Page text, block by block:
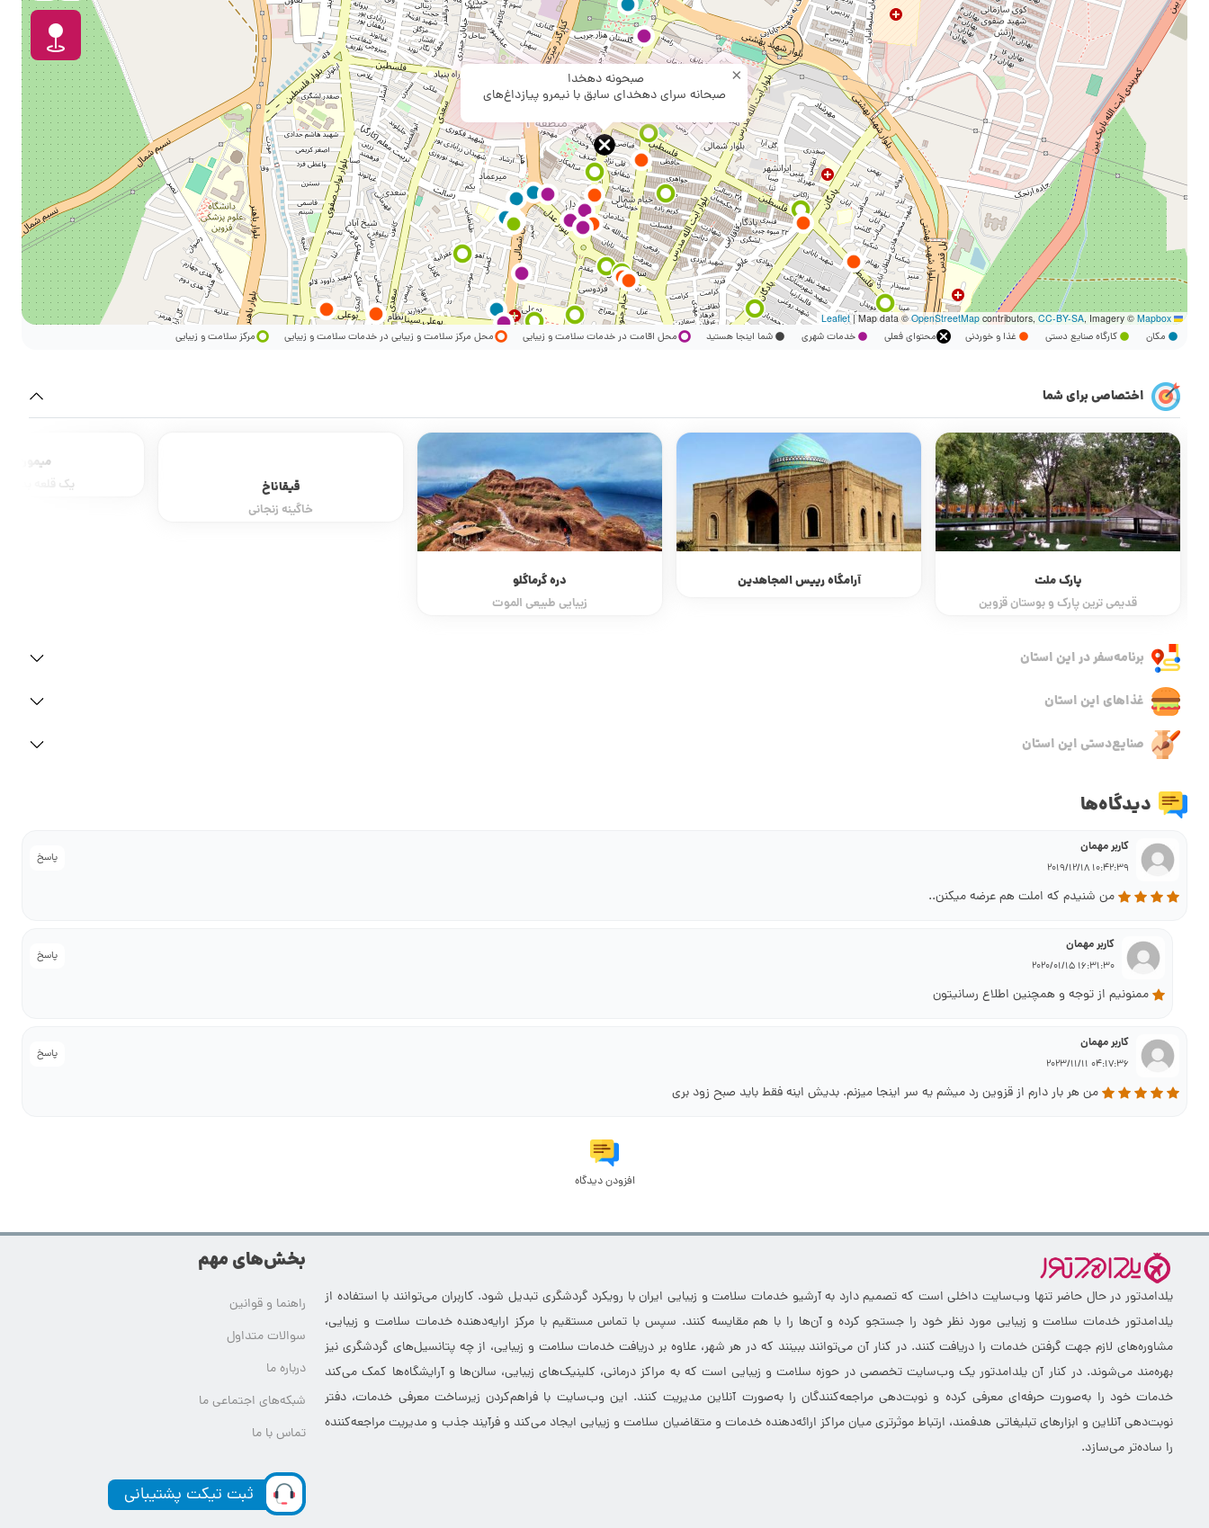
صبحونه دهخدا
صبحانه سرای دهخدای سابق با نیمرو پیازداغ‌های
×
Leaflet
|Map data ©OpenStreetMapcontributors, CC-BY-SA, Imagery © Mapbox
مکان کارگاه صنایع دستی غذا و خوردنی محتوای فعلی خدمات شهری شما اینجا هستید محل اقامت در خدمات سلامت و زیبایی محل مرکز سلامت و زیبایی در خدمات سلامت و زیبایی مرکز سلامت و زیبایی
اختصاصی برای شما
آرامگاه رییس المجاهدین
دره گرماگلو
قیقاناخ
خاگینه زنجانی
یک قلعه بدون میمون!
برنامه‌سفر‌ در این استان
غذاهای این استان
صنایع‌دستی این استان
دیدگاه‌ها
پاسخ
کاربر مهمان
10:42:39 2019/12/18
من شنیدم که املت هم عرضه میکنن..
پاسخ
کاربر مهمان
16:31:30 2020/01/15
ممنونیم از توجه و همچنین اطلاع رسانیتون
پاسخ
کاربر مهمان
04:17:36 2023/11/11
من هر بار دارم از قزوین رد میشم یه سر اینجا میزنم. بدیش اینه فقط باید صبح زود بری
افزودن دیدگاه
یلدامدتور در حال حاضر تنها وب‌سایت داخلی است که تصمیم دارد به آرشیو خدمات سلامت و زیبایی ایران با رویکرد گردشگری تبدیل شود. کاربران می‌توانند با استفاده از
یلدامدتور خدمات سلامت و زیبایی مورد نظر خود را جستجو کرده و آن‌ها را با هم مقایسه کنند. سپس با تماس مستقیم با مرکز ارایه‌دهنده خدمات سلامت و زیبایی،
مشاوره‌های لازم جهت گرفتن خدمات را دریافت کنند. در کنار آن می‌توانند ببینند که در هر شهر، علاوه بر دریافت خدمات سلامت و زیبایی، از چه پتانسیل‌های گردشگری نیز
بهره‌مند می‌شوند. در کنار آن یلدامدتور یک وب‌سایت تخصصی در حوزه سلامت و زیبایی است که به مراکز درمانی، کلینیک‌های زیبایی، سالن‌ها و آرایشگاه‌ها کمک می‌کند
خدمات خود را به‌صورت حرفه‌ای معرفی کرده و نوبت‌دهی مراجعه‌کنندگان را به‌صورت آنلاین مدیریت کنند. این وب‌سایت با فراهم‌کردن زیرساخت معرفی خدمات، دفتر
نوبت‌دهی آنلاین و ابزارهای تبلیغاتی هدفمند، ارتباط موثرتری میان مراکز ارائه‌دهنده خدمات و متقاضیان سلامت و زیبایی ایجاد می‌کند و فرآیند جذب و مدیریت مراجعه‌کننده
را ساده‌تر می‌سازد.
بخش‌های مهم
راهنما و قوانین
سوالات متداول
درباره ما
شبکه‌های اجتماعی ما
تماس با ما
ثبت تیکت پشتیبانی